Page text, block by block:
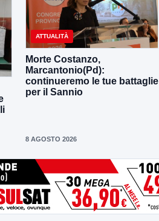
ATTUALITÀ
Morte Costanzo,
Marcantonio(Pd):
continueremo le tue battaglie
per il Sannio
8 AGOSTO 2026